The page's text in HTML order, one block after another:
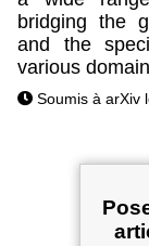
bridging the
and the
various
Soumis à arXiv